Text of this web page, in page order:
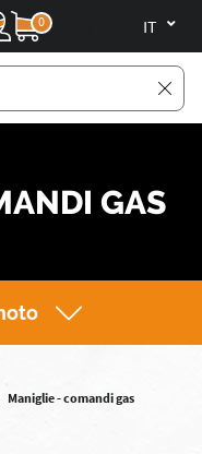
0
GAS
Maniglie - comandi gas